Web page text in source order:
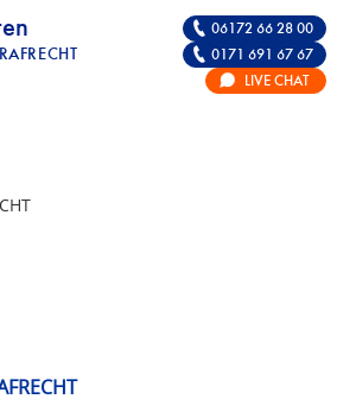
FÜR DIE
06172 66 28 00
0171 691 67 67
LIVE CHAT